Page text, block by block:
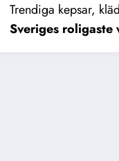
Trendiga kepsar,
Sveriges roligaste